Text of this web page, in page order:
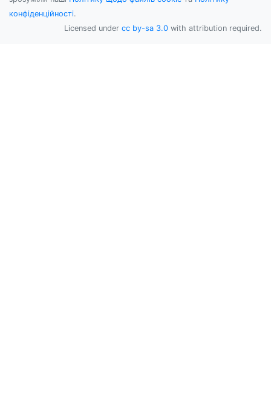
конфіденційності.
Licensed under cc by-sa 3.0 with attribution required.